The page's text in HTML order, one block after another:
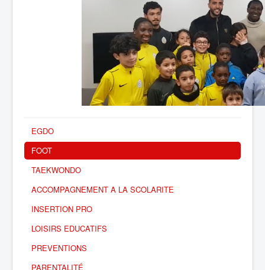
EGDO
FOOT
TAEKWONDO
ACCOMPAGNEMENT A LA SCOLARITE
INSERTION PRO
LOISIRS EDUCATIFS
PREVENTIONS
PARENTALITÉ